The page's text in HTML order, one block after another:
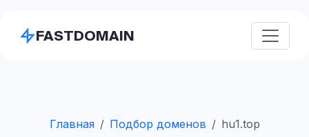
FASTDOMAIN
Главная Подбор доменов hu1.top